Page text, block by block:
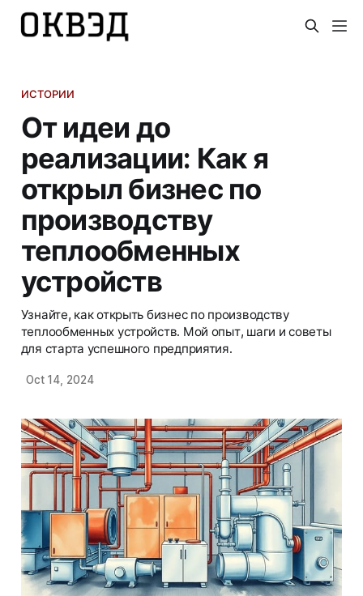
ИСТОРИИ
От идеи до
реализации: Как я
открыл бизнес по
производству
теплообменных
устройств
Узнайте, как открыть бизнес по производству
теплообменных устройств. Мой опыт, шаги и советы
для старта успешного предприятия.
Oct 14, 2024